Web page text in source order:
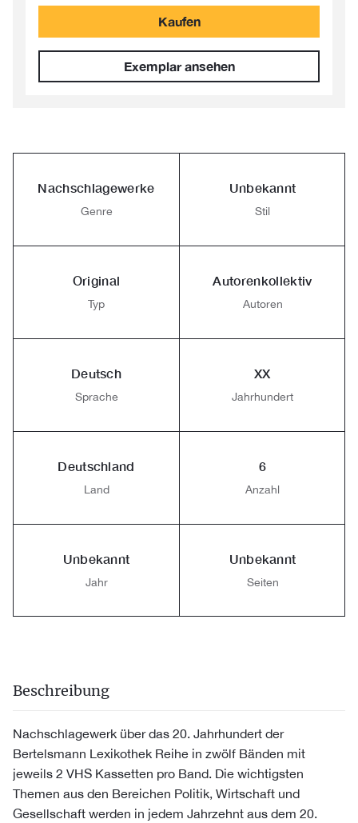
Kaufen
Exemplar ansehen
Nachschlagewerke
Genre
Unbekannt
Stil
Original
Typ
Autorenkollektiv
Autoren
Deutsch
Sprache
XX
Jahrhundert
Deutschland
Land
6
Anzahl
Unbekannt
Jahr
Unbekannt
Seiten
Beschreibung
Nachschlagewerk über das 20. Jahrhundert der
Bertelsmann Lexikothek Reihe in zwölf Bänden mit
jeweils 2 VHS Kassetten pro Band. Die wichtigsten
Themen aus den Bereichen Politik, Wirtschaft und
Gesellschaft werden in jedem Jahrzehnt aus dem 20.